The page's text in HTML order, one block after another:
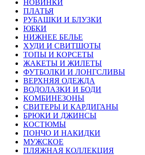
НОВИНКИ
ПЛАТЬЯ
РУБАШКИ И БЛУЗКИ
ЮБКИ
НИЖНЕЕ БЕЛЬЕ
ХУДИ И СВИТШОТЫ
ТОПЫ И КОРСЕТЫ
ЖАКЕТЫ И ЖИЛЕТЫ
ФУТБОЛКИ И ЛОНГСЛИВЫ
ВЕРХНЯЯ ОДЕЖДА
ВОДОЛАЗКИ И БОДИ
КОМБИНЕЗОНЫ
СВИТЕРЫ И КАРДИГАНЫ
БРЮКИ И ДЖИНСЫ
КОСТЮМЫ
ПОНЧО И НАКИДКИ
МУЖСКОЕ
ПЛЯЖНАЯ КОЛЛЕКЦИЯ